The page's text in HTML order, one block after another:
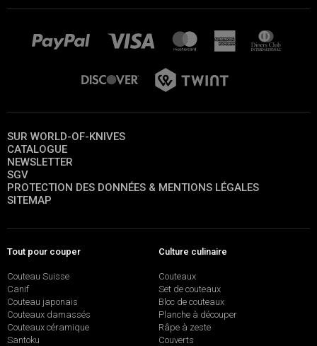
SUR WORLD-OF-KNIVES
CATALOGUE
NEWSLETTER
SGV
PROTECTION DES DONNÉES & MENTIONS LÉGALES
SITEMAP
Tout pour couper
Couteau Suisse
Canif
Couteau japonais
Couteaux damassés
Couteaux céramique
Santoku
Culture culinaire
Couteaux
Set de couteaux
Bloc de couteaux
Planche à découper
Râpe à zeste
Couverts